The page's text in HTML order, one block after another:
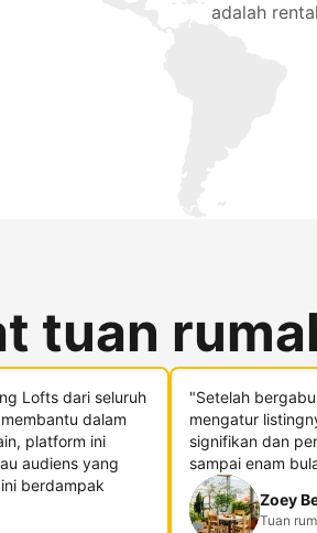
adalah
tuan
Lofts dari seluruh
dalam
platform ini
audiens yang
berdampak
"Setelah
mengatur
signifikan dan
sampai enam
Zoey
Tuan